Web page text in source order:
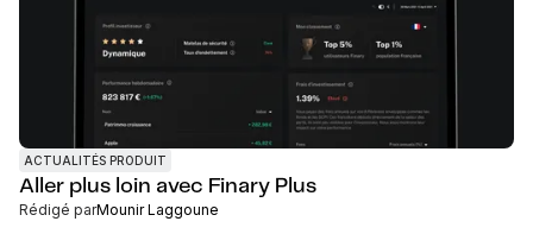
ACTUALITÉS PRODUIT
Aller plus loin avec Finary Plus
Rédigé parMounir Laggoune